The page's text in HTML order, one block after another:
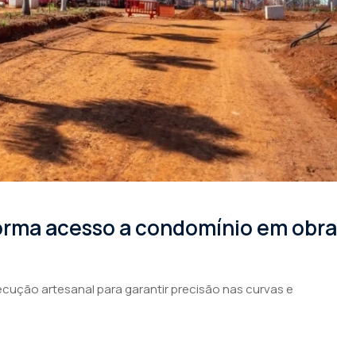
acesso a condomínio em obra
artesanal para garantir precisão nas curvas e